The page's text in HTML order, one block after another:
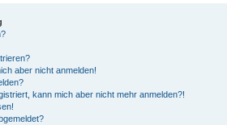
aber nicht anmelden!
kann mich aber nicht mehr anmelden?!